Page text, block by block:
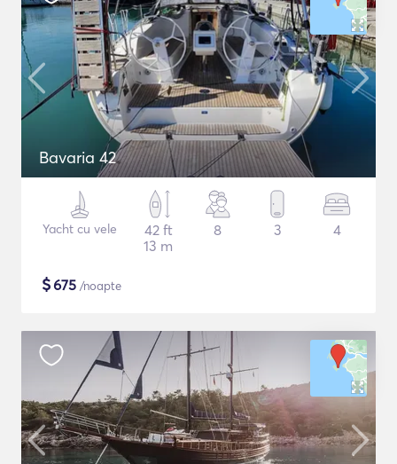
Bavaria 42
Yacht cu vele
42 ft
13 m
8 3 4
$675 /noapte